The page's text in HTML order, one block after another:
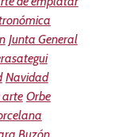
Junta General
Navidad
arte Orbe